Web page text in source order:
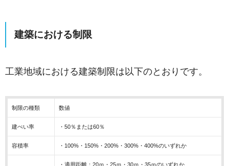
建築における制限
工業地域における建築制限は以下のとおりです。
制限の種類 数値
建ぺい率 ・50％または60％
容積率 ・100%・150%・200%・300%・400%のいずれか
・適用距離：20ｍ・25ｍ・30ｍ・35ｍのいずれか